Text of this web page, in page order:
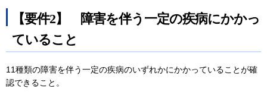
【要件2】 障害を伴う一定の疾病にかかっ
ていること
11種類の障害を伴う一定の疾病のいずれかにかかっていることが確
認できること。